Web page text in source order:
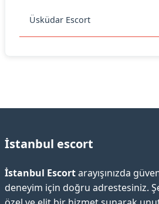
Üsküdar Escort
İstanbul escort
İstanbul Escortarayışınızda
deneyim için doğru adrestesiniz.